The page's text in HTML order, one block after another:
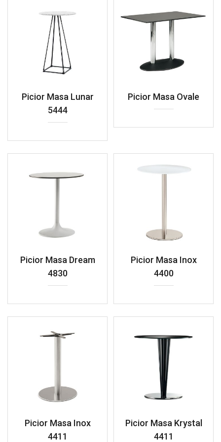
Picior Masa Lunar
5444
Picior Masa Ovale
Picior Masa Dream
4830
Picior Masa Inox
4400
Picior Masa Inox
4411
Picior Masa Krystal
4411